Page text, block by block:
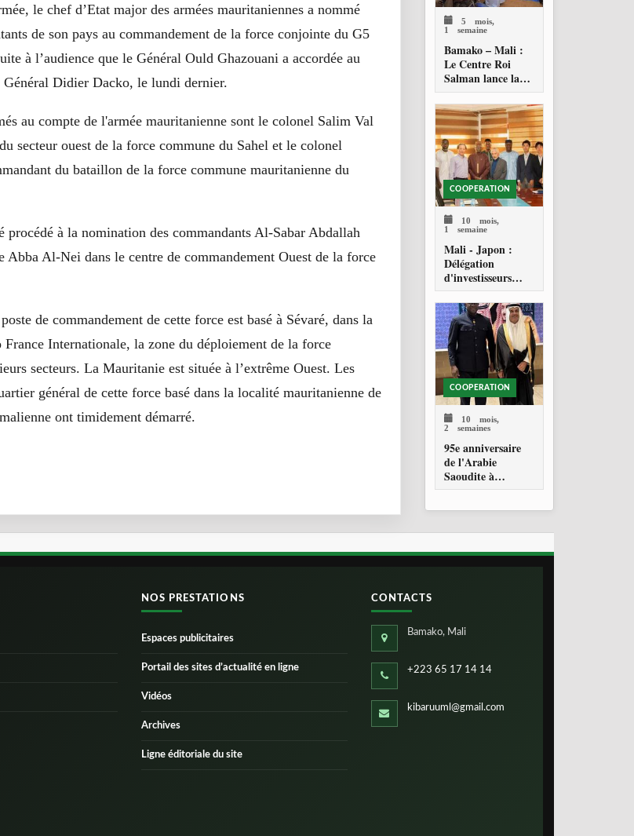
le chef d’Etat major des armées mauritaniennes a nommé
de son pays au commandement de la force conjointe du G5
à l’audience que le Général Ould Ghazouani a accordée au
Didier Dacko, le lundi dernier.
au compte de l'armée mauritanienne sont le colonel Salim Val
secteur ouest de la force commune du Sahel et le colonel
du bataillon de la force commune mauritanienne du
procédé à la nomination des commandants Al-Sabar Abdallah
Abba Al-Nei dans le centre de commandement Ouest de la force
de commandement de cette force est basé à Sévaré, dans la
Internationale, la zone du déploiement de la force
secteurs. La Mauritanie est située à l’extrême Ouest. Les
général de cette force basé dans la localité mauritanienne de
ont timidement démarré.
5 mois,
1 semaine
Bamako – Mali :
Le Centre Roi
Salman lance la
distribution de 28
500 paniers
alimentaires
COOPERATION
10 mois,
1 semaine
Mali - Japon :
Délégation
d'investisseurs
japonais en quête
d'opportunités
COOPERATION
10 mois,
2 semaines
95e anniversaire
de l'Arabie
Saoudite à
Bamako : un pont
NOS PRESTATIONS
Espaces publicitaires
Portail des sites d’actualité en ligne
Vidéos
Archives
Ligne éditoriale du site
CONTACTS
Bamako, Mali
+223 65 17 14 14
kibaruuml@gmail.com